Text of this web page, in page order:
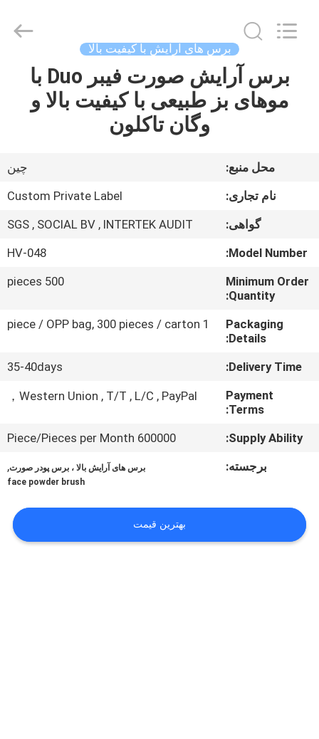
صفحه
اصلی
درباره
تور
کارخانه
کنترل
PRIVACY
Cosmetics
برس های آرایش با کیفیت بالا
برس آرایش صورت فیبر Duo با
موهای بز طبیعی با کیفیت بالا و
وگان تاکلون
محل منبع:
چين
نام تجاری:
Custom Private Label
گواهی:
SGS , SOCIAL BV , INTERTEK AUDIT
Model Number:
HV-048
Minimum Order
Quantity:
500 pieces
Packaging
Details:
1 piece / OPP bag, 300 pieces / carton
Delivery Time:
35-40days
Payment
Terms:
Western Union , T/T , L/C , PayPal，
Supply Ability:
600000 Piece/Pieces per Month
برجسته:
برس های آرایش بالا ، برس پودر صورت,
face powder brush
بهترین قیمت